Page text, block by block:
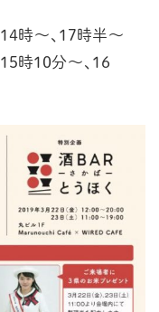
時〜、17時半〜
時10分〜、16